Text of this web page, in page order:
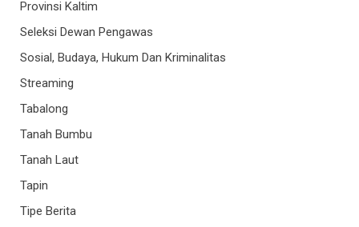
Provinsi Kaltim
Seleksi Dewan Pengawas
Sosial, Budaya, Hukum Dan Kriminalitas
Streaming
Tabalong
Tanah Bumbu
Tanah Laut
Tapin
Tipe Berita